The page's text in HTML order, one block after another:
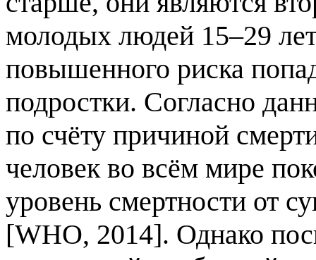
молодых людей 15–29
повышенного риска
подростки. Согласно
по счёту причиной
человек во всём мире
уровень смертности от
[WHO, 2014]. Однако